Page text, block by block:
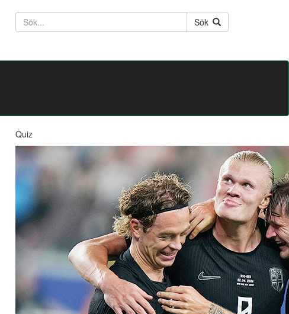
Söktext
Sök
Quiz